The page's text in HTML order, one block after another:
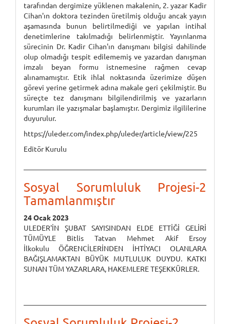
tarafından dergimize yüklenen makalenin, 2. yazar Kadir
Cihan'ın doktora tezinden üretilmiş olduğu ancak yayın
aşamasında bunun belirtilmediği ve yapılan intihal
denetimlerine takılmadığı belirlenmiştir. Yayınlanma
sürecinin Dr. Kadir Cihan'ın danışmanı bilgisi dahilinde
olup olmadığı tespit edilememiş ve yazardan danışman
imzalı beyan formu istnemesine rağmen cevap
alınamamıştır. Etik ihlal noktasında üzerimize düşen
görevi yerine getirmek adına makale geri çekilmiştir. Bu
süreçte tez danışmanı bilgilendirilmiş ve yazarların
kurumları ile yazışmalar başlamıştır. Dergimiz ilgililerine
duyurulur.
https://uleder.com/index.php/uleder/article/view/225
Editör Kurulu
Sosyal Sorumluluk Projesi-2
Tamamlanmıştır
24 Ocak 2023
ULEDER'İN ŞUBAT SAYISINDAN ELDE ETTİĞİ GELİRİ
TÜMÜYLE Bitlis Tatvan Mehmet Akif Ersoy
İlkokulu ÖĞRENCİLERİNDEN İHTİYACI OLANLARA
BAĞIŞLAMAKTAN BÜYÜK MUTLULUK DUYDU. KATKI
SUNAN TÜM YAZARLARA, HAKEMLERE TEŞEKKÜRLER.